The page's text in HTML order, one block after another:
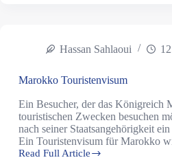
Hassan Sahlaoui
Marokko Touristenvisum
Ein Besucher, der das Königreich
touristischen Zwecken besuchen
nach seiner Staatsangehörigkeit
Ein Touristenvisum für Marokko
Read Full Article